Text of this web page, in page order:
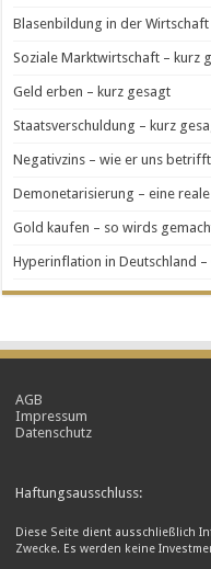
Blasenbildung in der Wirtschaft
Soziale Marktwirtschaft – kurz
Geld erben – kurz gesagt
Staatsverschuldung – kurz
Negativzins – wie er uns betrifft
Demonetarisierung – eine
Gold kaufen – so wirds
Hyperinflation in Deutschland
AGB
Impressum
Datenschutz
Haftungsausschluss:
Diese Seite dient ausschließlich
Zwecke. Es werden keine